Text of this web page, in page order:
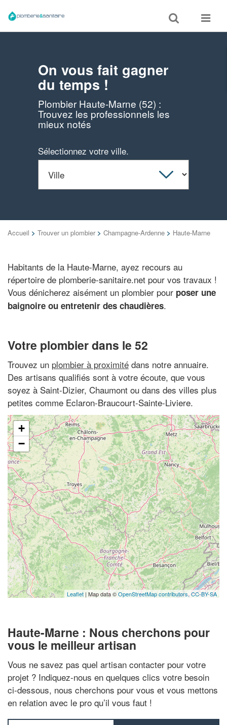
Toggle
search
Toggle
On vous fait gagner
du temps !
Plombier Haute-Marne (52) :
Trouvez les professionnels les
mieux notés
Sélectionnez votre ville.
Accueil > Trouver un plombier > Champagne-Ardenne > Haute-Marne
Habitants de la Haute-Marne, ayez recours au
répertoire de plomberie-sanitaire.net pour vos travaux !
Vous dénicherez aisément un plombier pour poser une
baignoire ou entretenir des chaudières.
Votre plombier dans le 52
Trouvez un plombier à proximité dans notre annuaire.
Des artisans qualifiés sont à votre écoute, que vous
soyez à Saint-Dizier, Chaumont ou dans des villes plus
petites comme Eclaron-Braucourt-Sainte-Liviere.
+
−
Leaflet | Map data ©OpenStreetMap contributors,CC-BY-SA
Haute-Marne : Nous cherchons pour
vous le meilleur artisan
Vous ne savez pas quel artisan contacter pour votre
projet ? Indiquez-nous en quelques clics votre besoin
ci-dessous, nous cherchons pour vous et vous mettons
en relation avec le pro qu’il vous faut !